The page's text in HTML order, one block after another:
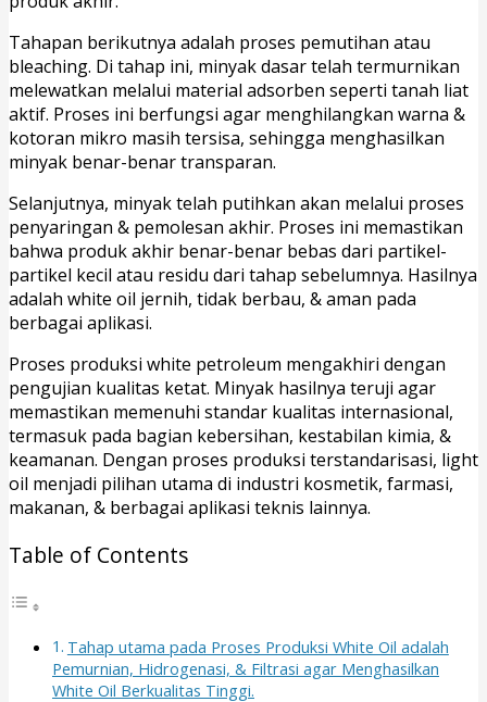
Tahapan berikutnya adalah proses pemutihan atau
bleaching. Di tahap ini, minyak dasar telah termurnikan
melewatkan melalui material adsorben seperti tanah liat
aktif. Proses ini berfungsi agar menghilangkan warna &
kotoran mikro masih tersisa, sehingga menghasilkan
minyak benar-benar transparan.
Selanjutnya, minyak telah putihkan akan melalui proses
penyaringan & pemolesan akhir. Proses ini memastikan
bahwa produk akhir benar-benar bebas dari partikel-
partikel kecil atau residu dari tahap sebelumnya. Hasilnya
adalah white oil jernih, tidak berbau, & aman pada
berbagai aplikasi.
Proses produksi white petroleum mengakhiri dengan
pengujian kualitas ketat. Minyak hasilnya teruji agar
memastikan memenuhi standar kualitas internasional,
termasuk pada bagian kebersihan, kestabilan kimia, &
keamanan. Dengan proses produksi terstandarisasi, light
oil menjadi pilihan utama di industri kosmetik, farmasi,
makanan, & berbagai aplikasi teknis lainnya.
Table of Contents
Tahap utama pada Proses Produksi White Oil adalah
Pemurnian, Hidrogenasi, & Filtrasi agar Menghasilkan
White Oil Berkualitas Tinggi.